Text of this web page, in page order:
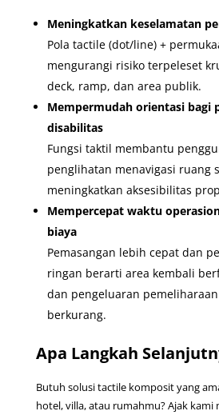
Meningkatkan keselamatan
Pola tactile (dot/line) +
mengurangi risiko terpeleset
deck, ramp, dan area publik.
Mempermudah orientasi bagi
disabilitas
Fungsi taktil membantu
penglihatan menavigasi ruang
meningkatkan aksesibilitas
Mempercepat waktu
biaya
Pemasangan lebih cepat dan
ringan berarti area kembali
dan pengeluaran
berkurang.
Apa Langkah
Butuh solusi tactile komposit yang
hotel, villa, atau rumahmu? Ajak kami